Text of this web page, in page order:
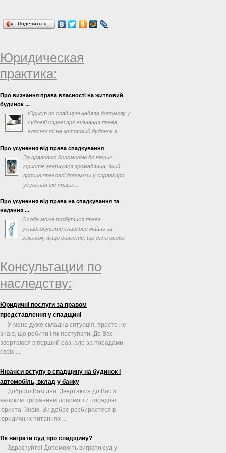
Поделиться…
Юридическая
практика:
Про визнання права власності на житловий
будинок ...
Юрист по спадщині надала допомогу у
судовій справі про визнання права
власності на житловий будинок в
Про усунення від права спадкування
За правовою допомогою до наших
юристів звернувся громадянин, який
просив правової допомоги у справі про
усунення від права ...
Про усунення від права на спадкування та
надання ...
Особа може позбутися права
успадковувати спадкове майно за
законом, якщо довести, що дана особа
Консультации по
наследству:
Юридичні послуги за правом
представлення у спадщині
У мене дуже складна ситуація, просто не
знаю, що робити і як поступати. До Вас
звертаюся в перший раз, але за порадами
своїх ...
Нюанси вступу в спадщину на будинок і
автомобіль, вклад у банку
Доброго Вам дня. Звертаюся до Вас з
великим проханням допомогти порадою
юриста. Знаю, Ви добре розбираєтеся в
юридичних питаннях ...
Як виграти суд про спадщину?
Здрастуйте! Допоможіть виграти суд у